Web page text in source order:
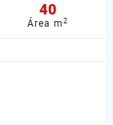
40
Área m2